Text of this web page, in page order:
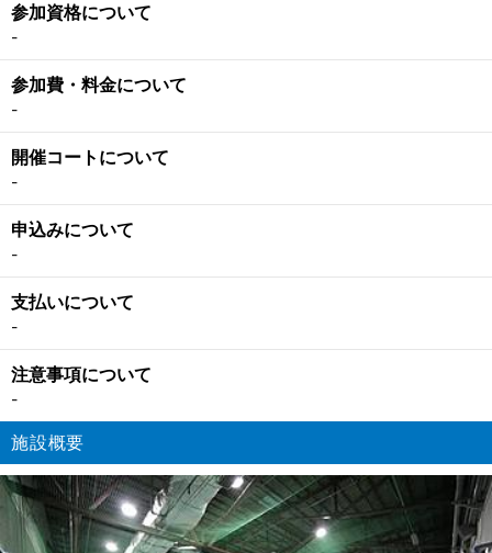
参加資格について
-
参加費・料金について
-
開催コートについて
-
申込みについて
-
支払いについて
-
注意事項について
-
施設概要